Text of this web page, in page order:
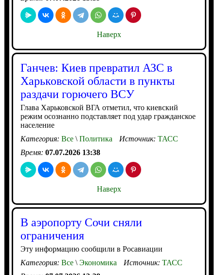
Наверх
Ганчев: Киев превратил АЗС в
Харьковской области в пункты
раздачи горючего ВСУ
Глава Харьковской ВГА отметил, что киевский
режим осознанно подставляет под удар гражданское
население
Категория: Все\Политика Источник: ТАСС
Время: 07.07.2026 13:38
Наверх
В аэропорту Сочи сняли
ограничения
Эту информацию сообщили в Росавиации
Категория: Все\Экономика Источник: ТАСС